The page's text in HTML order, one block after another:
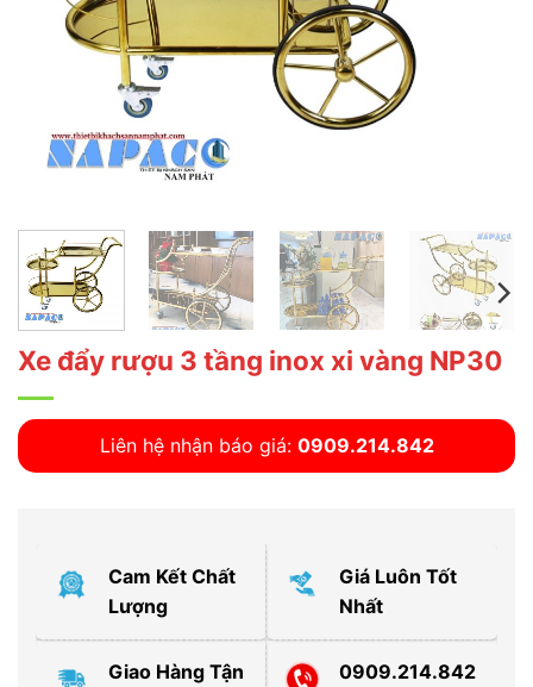
Xe đẩy rượu 3 tầng inox xi vàng NP30
Liên hệ nhận báo giá: 0909.214.842
Cam Kết Chất
Lượng
Giá Luôn Tốt
Nhất
Giao Hàng Tận
0909.214.842